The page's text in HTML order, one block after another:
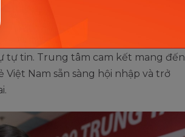
hai (ESL) trong môi trường 100%
hiện đại, chương trình học chuẩn
tự tin. Trung tâm cam kết mang đến
Nam sẵn sàng hội nhập và trở